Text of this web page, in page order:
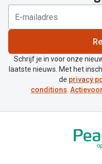
Schrijf je in voor onze
laatste nieuws. Met het
de privacy
conditions.